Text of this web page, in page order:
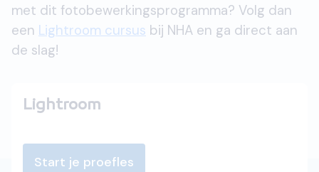
met dit fotobewerkingsprogramma? Volg dan
een Lightroom cursus bij NHA en ga direct aan
de slag!
Lightroom
Start je proefles